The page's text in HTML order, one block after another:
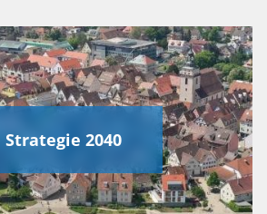
Strategie 2040